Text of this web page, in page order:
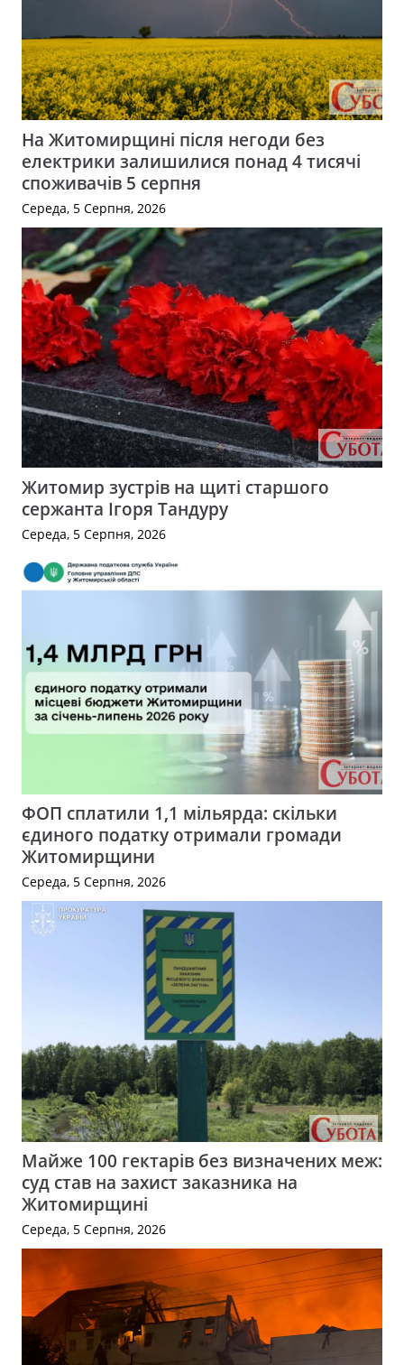
На Житомирщині після негоди без
електрики залишилися понад 4 тисячі
споживачів 5 серпня
Середа, 5 Серпня, 2026
Житомир зустрів на щиті старшого
сержанта Ігоря Тандуру
Середа, 5 Серпня, 2026
ФОП сплатили 1,1 мільярда: скільки
єдиного податку отримали громади
Житомирщини
Середа, 5 Серпня, 2026
Майже 100 гектарів без визначених меж:
суд став на захист заказника на
Житомирщині
Середа, 5 Серпня, 2026